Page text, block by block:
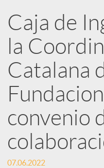
e
d
e
s
S
Caja de
la
Catalana
convenio
07.06.2022